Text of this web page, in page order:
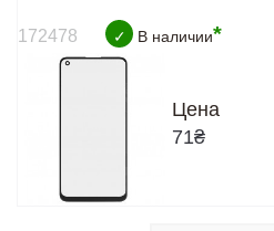
172478 ✓ В наличии*
Цена
71₴